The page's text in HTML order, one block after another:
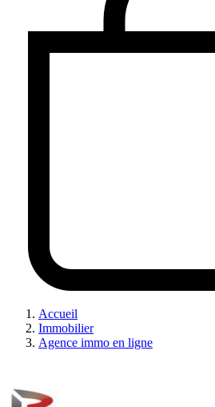
Accueil
Immobilier
Agence immo en ligne